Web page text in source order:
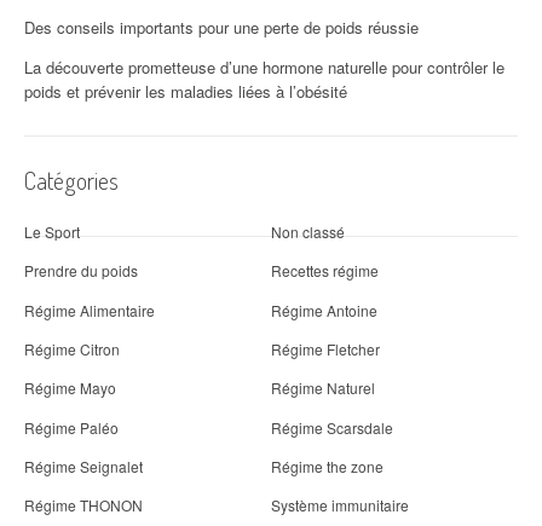
Des conseils importants pour une perte de poids réussie
La découverte prometteuse d’une hormone naturelle pour contrôler le
poids et prévenir les maladies liées à l’obésité
Catégories
Le Sport
Non classé
Prendre du poids
Recettes régime
Régime Alimentaire
Régime Antoine
Régime Citron
Régime Fletcher
Régime Mayo
Régime Naturel
Régime Paléo
Régime Scarsdale
Régime Seignalet
Régime the zone
Régime THONON
Système immunitaire